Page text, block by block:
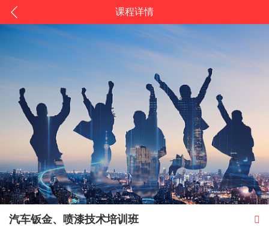
课程详情
汽车钣金、喷漆技术培训班 